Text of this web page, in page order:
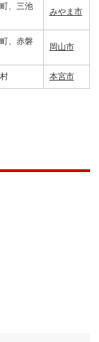
、三池
みやま市
、赤磐
岡山市
本宮市